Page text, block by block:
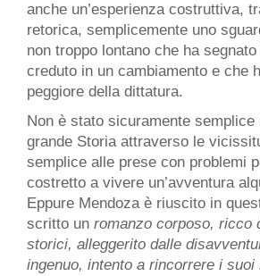
anche un’esperienza costruttiva,
retorica, semplicemente uno
non troppo lontano che ha
creduto in un cambiamento e che
peggiore della dittatura.
Non è stato sicuramente semplice
grande Storia attraverso le
semplice alle prese con problemi
costretto a vivere un’avventura
Eppure Mendoza è riuscito in
scritto un romanzo corposo, ricco
storici, alleggerito dalle
ingenuo, intento a rincorrere i suoi